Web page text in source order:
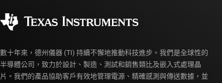
myTI 帳戶常見問題解答
數十年來，德州儀器 (TI) 持續不懈地推動科技進步。我們是全球性的
半導體公司，致力於設計、製造、測試和銷售類比及嵌入式處理晶
片。我們的產品協助客戶有效地管理電源、精確感測與傳送數據，並